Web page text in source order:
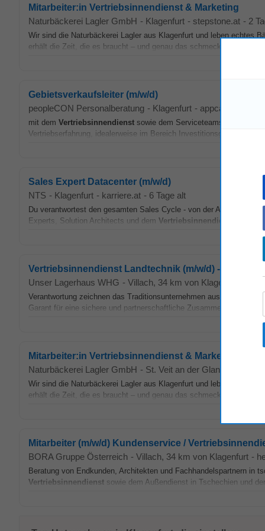
Mitarbeiter:in Vertriebsinnendienst & Marketing
Naturbäckerei Lagler GmbH - Klagenfurt - stepstone.at - 2
Wir sind die Naturbäckerei Lagler aus Klagenfurt und leben echtes
erhält die Zeit, die es braucht – und genau das schmeckt man.
Gebietsverkaufsleiter (m/w/d)
peopleCON Personalberatung - Klagenfurt - appcast.io
mit dem Vertriebsinnendienst sowie dem Serviceteams Dein
Vertriebserfahrung, idealerweise im Bereich Investitionsgüter •
Sales Expert Datacenter (m/w/d)
NTS - Klagenfurt - karriere.at - 6 Tage alt
Du verantwortest den gesamten Sales Cycle - von der Akquise
Experts, Solution Architects und dem Vertriebsinnendienst
Vertriebsinnendienst Landtechnik (m/w/d) - Vollzeit
Unser Lagerhaus WHG - Villach, 34 km von Klagenfurt
Verantwortung zeichnen das Traditionsunternehmen aus. Als
Garant für eine sichere und partnerschaftliche Zusammenarbeit.
Mitarbeiter:in Vertriebsinnendienst & Marketing
Naturbäckerei Lagler GmbH - St. Veit an der Glan
Wir sind die Naturbäckerei Lagler aus Klagenfurt und leben echtes
erhält die Zeit, die es braucht – und genau das schmeckt man.
Mitarbeiter (m/w/d) Kundenservice /
BORA Gruppe Österreich - Villach, 34 km von Klagenfurt -
Beratung von Endkunden, Architekten und Fachhandelspartnern
Vertriebsinnendienst sowie dem Außendienst in Tschechien und